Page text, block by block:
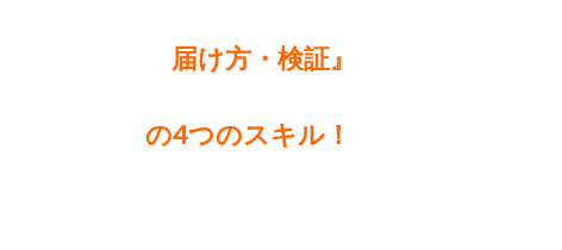
届け方・検証』
の4つのスキル！